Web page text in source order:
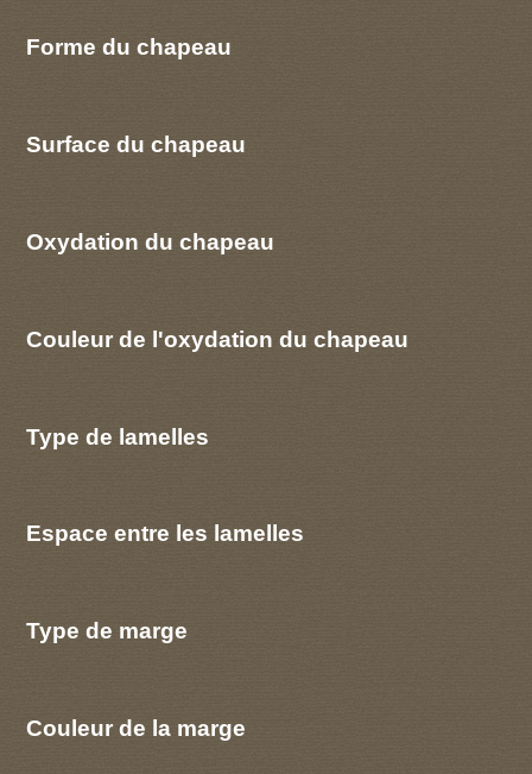
Forme du chapeau
Surface du chapeau
Oxydation du chapeau
Couleur de l'oxydation du chapeau
Type de lamelles
Espace entre les lamelles
Type de marge
Couleur de la marge